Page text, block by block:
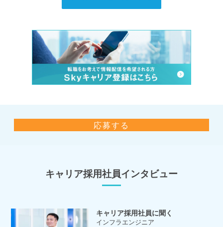
応募する
キャリア採用社員インタビュー
キャリア採用社員に聞く
インフラエンジニア